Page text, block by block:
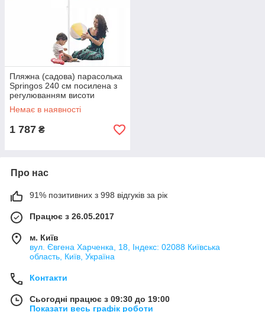
Пляжна (садова) парасолька
Springos 240 см посилена з
регулюванням висоти
BU0003
Немає в наявності
1 787 ₴
Про нас
91% позитивних з 998 відгуків за рік
Працює з 26.05.2017
м. Київ
вул. Євгена Харченка, 18, Індекс: 02088 Київська
область, Київ, Україна
Контакти
Сьогодні працює з 09:30 до 19:00
Показати весь графік роботи